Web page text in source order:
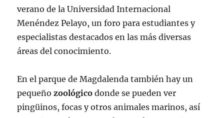
verano de la Universidad Internacional
Menéndez Pelayo, un foro para estudiantes y
especialistas destacados en las más diversas
áreas del conocimiento.
En el parque de Magdalenda también hay un
pequeñozoológico donde se pueden ver
pingüinos, focas y otros animales marinos, así